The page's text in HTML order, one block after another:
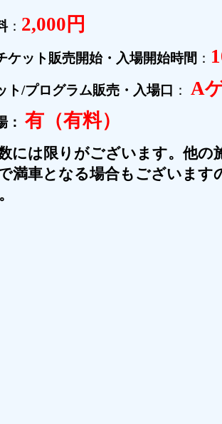
： 2,000円
ケット販売開始・入場開始時間 ：
ト/プログラム販売・入場口 ： A
： 有（有料）
には限りがございます。他の
満車となる場合もございます